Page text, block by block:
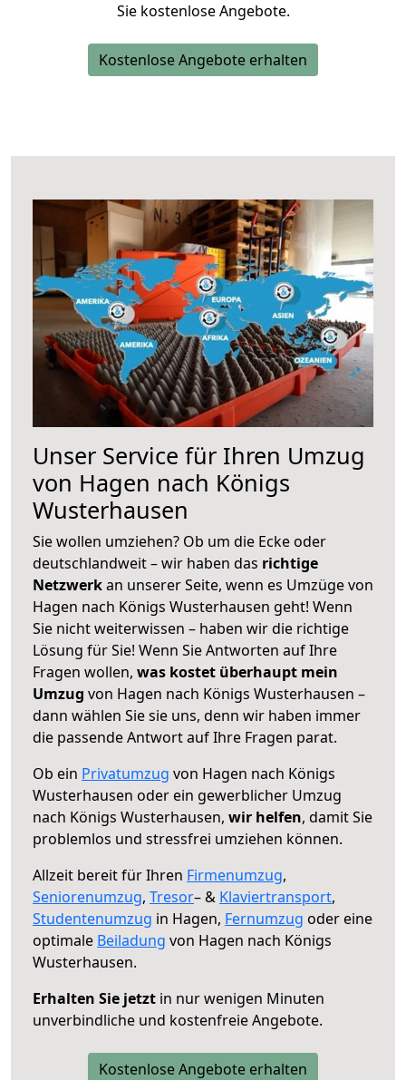
Sie kostenlose Angebote.
Kostenlose Angebote erhalten
Unser Service für Ihren Umzug
von Hagen nach Königs
Wusterhausen
Sie wollen umziehen? Ob um die Ecke oder
deutschlandweit – wir haben das richtige
Netzwerkan unserer Seite, wenn es Umzüge von
Hagen nach Königs Wusterhausen geht! Wenn
Sie nicht weiterwissen – haben wir die richtige
Lösung für Sie! Wenn Sie Antworten auf Ihre
Fragen wollen, was kostet überhaupt mein
Umzug von Hagen nach Königs Wusterhausen –
dann wählen Sie sie uns, denn wir haben immer
die passende Antwort auf Ihre Fragen parat.
Ob ein Privatumzug von Hagen nach Königs
Wusterhausen oder ein gewerblicher Umzug
nach Königs Wusterhausen, wir helfen, damit Sie
problemlos und stressfrei umziehen können.
Allzeit bereit für Ihren Firmenumzug,
Seniorenumzug, Tresor– & Klaviertransport,
Studentenumzug in Hagen, Fernumzug oder eine
optimale Beiladung von Hagen nach Königs
Wusterhausen.
Erhalten Sie jetzt in nur wenigen Minuten
unverbindliche und kostenfreie Angebote.
Kostenlose Angebote erhalten